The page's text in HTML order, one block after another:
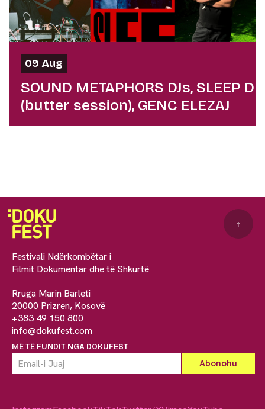
09 Aug
SOUND METAPHORS DJs, SLEEP D
(butter session), GENC ELEZAJ
Festivali Ndërkombëtar i
Filmit Dokumentar dhe të Shkurtë
Rruga Marin Barleti
20000 Prizren, Kosovë
+383 49 150 800
info@dokufest.com
MË TË FUNDIT NGA DOKUFEST
↑